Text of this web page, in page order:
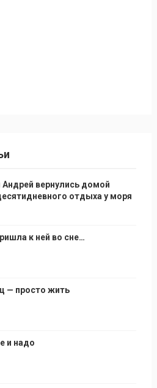
Андрей вернулись домой
отдыха у моря
к ней во сне…
— просто жить
и надо